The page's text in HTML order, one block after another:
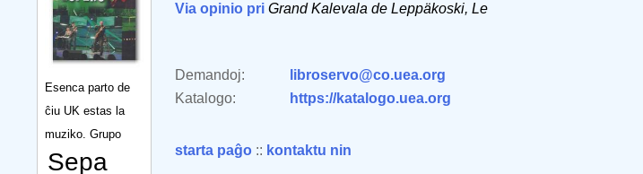
Esenca parto de
ĉiu UK estas la
muziko. Grupo
Sepa
Via opinio pri Grand Kalevala de Leppäkoski, Le
Demandoj:
libroservo@co.uea.org
Katalogo:
https://katalogo.uea.org
starta paĝo :: kontaktu nin